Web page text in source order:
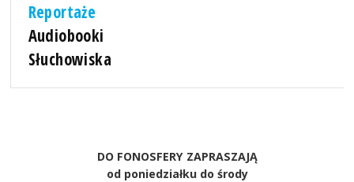
Reportaże
Audiobooki
Słuchowiska
DO FONOSFERY ZAPRASZAJĄ
od poniedziałku do środy